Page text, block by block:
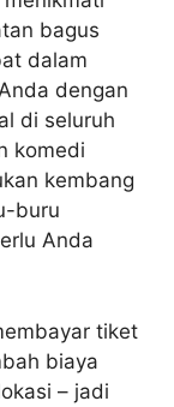
bagus
dalam
dengan
di seluruh
komedi
kembang
buru
Anda
tiket
biaya
– jadi